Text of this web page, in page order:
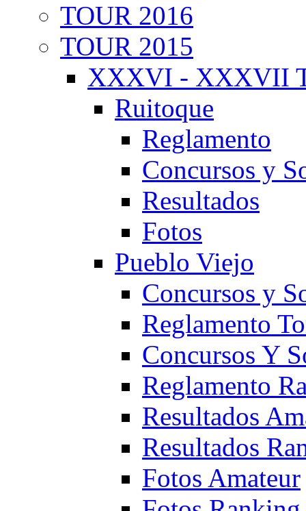
TOUR 2016
TOUR 2015
XXXVI - XXXVII
Ruitoque
Reglamento
Concursos y
Resultados
Fotos
Pueblo Viejo
Concursos y
Reglamento
Concursos Y
Reglamento
Resultados
Resultados
Fotos Amateur